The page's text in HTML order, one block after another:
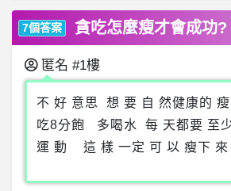
7個答案 貪吃怎麼瘦才會成功?
匿名 #1樓
不 好 意思 想 要 自 然健康的
吃8分飽 多喝水 每 天都要 至
運 動 這 樣 一定 可 以 瘦下